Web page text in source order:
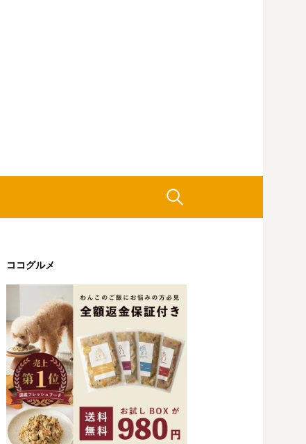
検
ココグルメ